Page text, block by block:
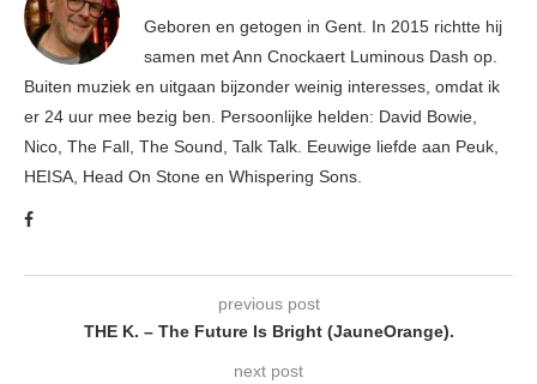
Geboren en getogen in Gent. In 2015 richtte hij
samen met Ann Cnockaert Luminous Dash op.
Buiten muziek en uitgaan bijzonder weinig interesses, omdat ik
er 24 uur mee bezig ben. Persoonlijke helden: David Bowie,
Nico, The Fall, The Sound, Talk Talk. Eeuwige liefde aan Peuk,
HEISA, Head On Stone en Whispering Sons.
previous post
THE K. – The Future Is Bright (JauneOrange).
next post